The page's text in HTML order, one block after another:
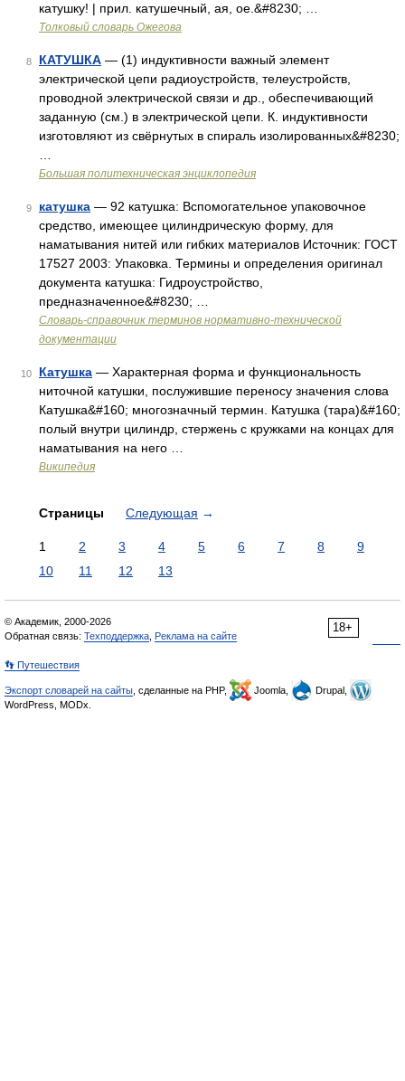
катушку! | прил. катушечный, ая, ое.&#8230; …
Толковый словарь Ожегова
8 КАТУШКА — (1) индуктивности важный элемент
электрической цепи радиоустройств, телеустройств,
проводной электрической связи и др., обеспечивающий
заданную (см.) в электрической цепи. К. индуктивности
изготовляют из свёрнутых в спираль изолированных&#8230;
Большая политехническая энциклопедия
9 катушка — 92 катушка: Вспомогательное упаковочное
средство, имеющее цилиндрическую форму, для
наматывания нитей или гибких материалов Источник: ГОСТ
17527 2003: Упаковка. Термины и определения оригинал
документа катушка: Гидроустройство,
предназначенное&#8230; …
Словарь-справочник терминов нормативно-технической
документации
10 Катушка — Характерная форма и функциональность
ниточной катушки, послужившие переносу значения слова
Катушка&#160; многозначный термин. Катушка (тара)&#160;
полый внутри цилиндр, стержень с кружками на концах для
наматывания на него …
Википедия
Страницы Следующая →
1 2 3 4 5 6 7 8
9
10
11 12 13
18+
© Академик, 2000-2026
Обратная связь: Техподдержка Реклама на сайте
👣 Путешествия
Экспорт словарей на сайты , сделанные на PHP, Joomla,
Drupal,
WordPress, MODx.